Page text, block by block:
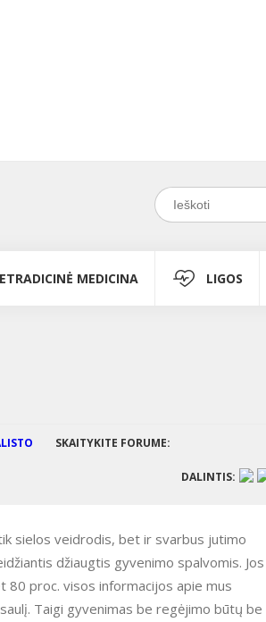
MEDICINA LIGOS
SKAITYKITE FORUME:
DALINTIS:
džiaugtis gyvenimo spalvomis. Jos
80 proc. visos informacijos apie mus
Taigi gyvenimas be regėjimo būtų be